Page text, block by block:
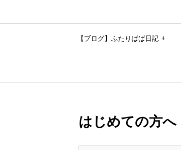
【ブログ】ふたりぱぱ日記
はじめての方へ